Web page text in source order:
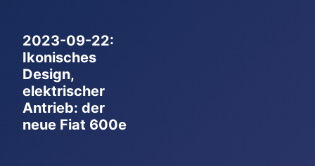
2023-09-22:
Ikonisches
Design,
elektrischer
Antrieb: der
neue Fiat 600e